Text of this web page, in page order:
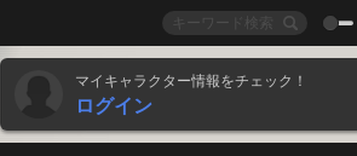
マイキャラクター情報をチェック！
ログイン